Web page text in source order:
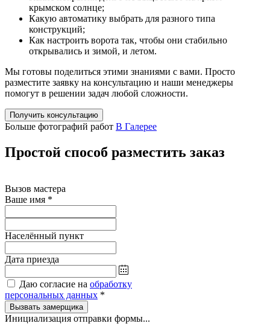
крымском солнце;
Какую автоматику выбрать для разного типа
конструкций;
Как настроить ворота так, чтобы они стабильно
открывались и зимой, и летом.
Мы готовы поделиться этими знаниями с вами. Просто
разместите заявку на консультацию и наши менеджеры
помогут в решении задач любой сложности.
Получить консультацию
Больше фотографий работ В Галерее
Простой способ разместить заказ
Вызов мастера
Ваше имя *
Населённый пункт
Дата приезда
Даю согласие на обработку
персональных данных *
Вызвать замерщика
Инициализация отправки формы...